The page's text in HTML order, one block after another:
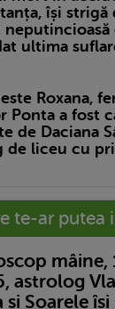
își strigă
neputincioasă
ultima
Roxana,
Ponta a fost
de Daciana
de liceu cu
te-ar putea
mâine,
astrolog
și Soarele